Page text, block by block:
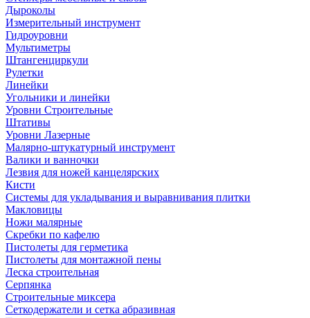
Дыроколы
Измерительный инструмент
Гидроуровни
Мультиметры
Штангенциркули
Рулетки
Линейки
Угольники и линейки
Уровни Строительные
Штативы
Уровни Лазерные
Малярно-штукатурный инструмент
Валики и ванночки
Лезвия для ножей канцелярских
Кисти
Системы для укладывания и выравнивания плитки
Макловицы
Ножи малярные
Скребки по кафелю
Пистолеты для герметика
Пистолеты для монтажной пены
Леска строительная
Серпянка
Строительные миксера
Сеткодержатели и сетка абразивная